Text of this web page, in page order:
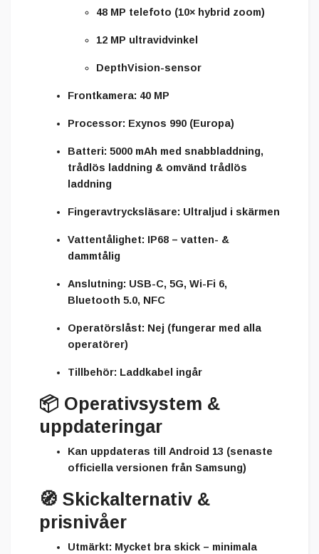
48 MP telefoto (10× hybrid zoom)
12 MP ultravidvinkel
DepthVision-sensor
Frontkamera: 40 MP
Processor: Exynos 990 (Europa)
Batteri: 5000 mAh med snabbladdning,
trådlös laddning & omvänd trådlös
laddning
Fingeravtrycksläsare: Ultraljud i skärmen
Vattentålighet: IP68 – vatten- &
dammtålig
Anslutning: USB-C, 5G, Wi-Fi 6,
Bluetooth 5.0, NFC
Operatörslåst: Nej (fungerar med alla
operatörer)
Tillbehör: Laddkabel ingår
📦 Operativsystem &
uppdateringar
Kan uppdateras till Android 13 (senaste
officiella versionen från Samsung)
🧭 Skickalternativ &
prisnivåer
Utmärkt: Mycket bra skick – minimala